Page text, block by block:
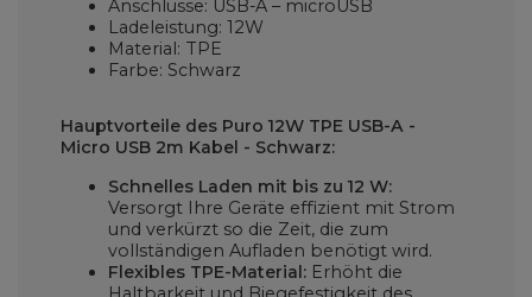
Anschlüsse: USB-A – microUSB
Ladeleistung: 12W
Material: TPE
Farbe: Schwarz
Hauptvorteile des Puro 12W TPE USB-A -
Micro USB 2m Kabel - Schwarz:
Schnelles Laden mit bis zu 12 W:
Versorgt Ihre Geräte effizient mit Strom
und verkürzt so die Zeit, die zum
vollständigen Aufladen benötigt wird.
Flexibles TPE-Material: Erhöht die